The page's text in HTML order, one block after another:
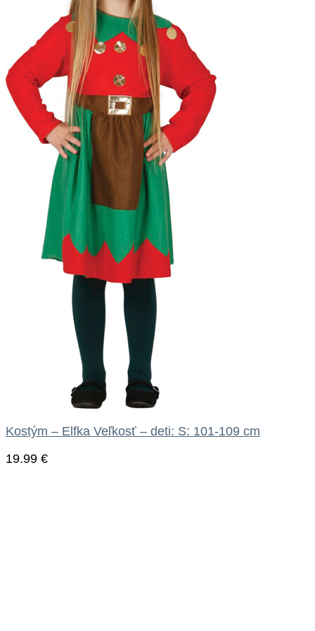
Kostým – Elfka Veľkosť – deti: S: 101-109 cm
19.99 €